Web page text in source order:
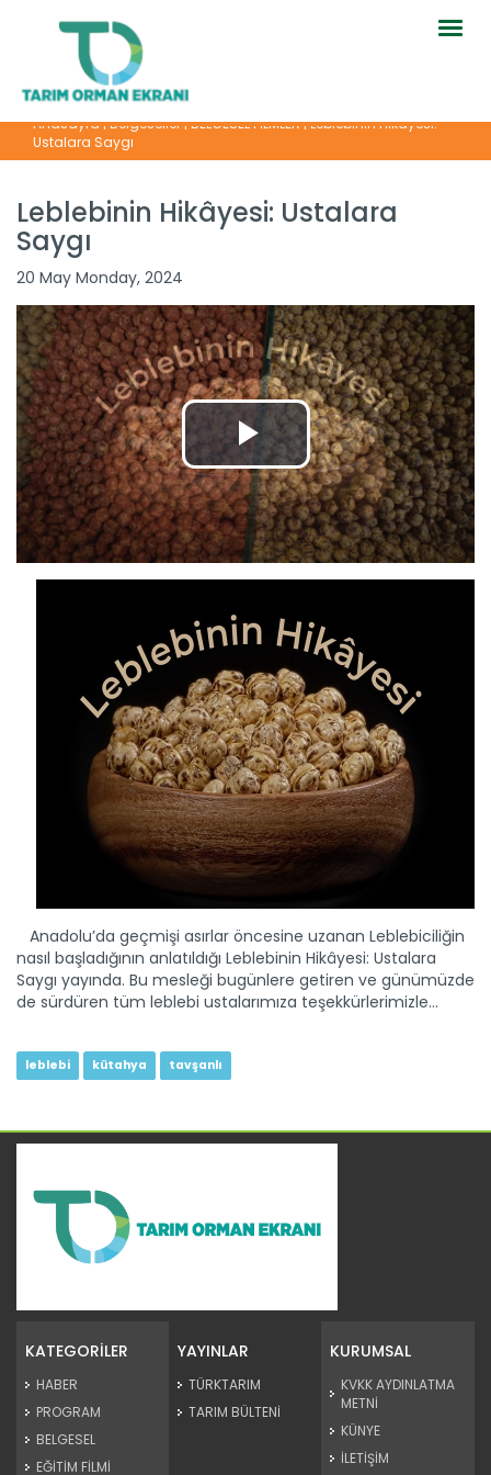
Anasayfa|Belgeseller|BELGESEL FİLMLER|Leblebinin Hikâyesi:
Ustalara Saygı
Leblebinin Hikâyesi: Ustalara
Saygı
20 May Monday, 2024
Anadolu’da geçmişi asırlar öncesine uzanan Leblebiciliğin
nasıl başladığının anlatıldığı Leblebinin Hikâyesi: Ustalara
Saygı yayında. Bu mesleği bugünlere getiren ve günümüzde
de sürdüren tüm leblebi ustalarımıza teşekkürlerimizle…
leblebi kütahya tavşanlı
KATEGORİLER
HABER
PROGRAM
BELGESEL
EĞİTİM FİLMİ
YAYINLAR
TÜRKTARIM
TARIM BÜLTENİ
KURUMSAL
KVKK AYDINLATMA
METNİ
KÜNYE
İLETİŞİM